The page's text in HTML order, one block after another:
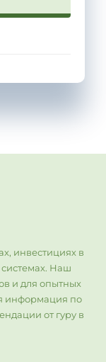
инвестициях в
Наш
и для опытных
информация по
от гуру в